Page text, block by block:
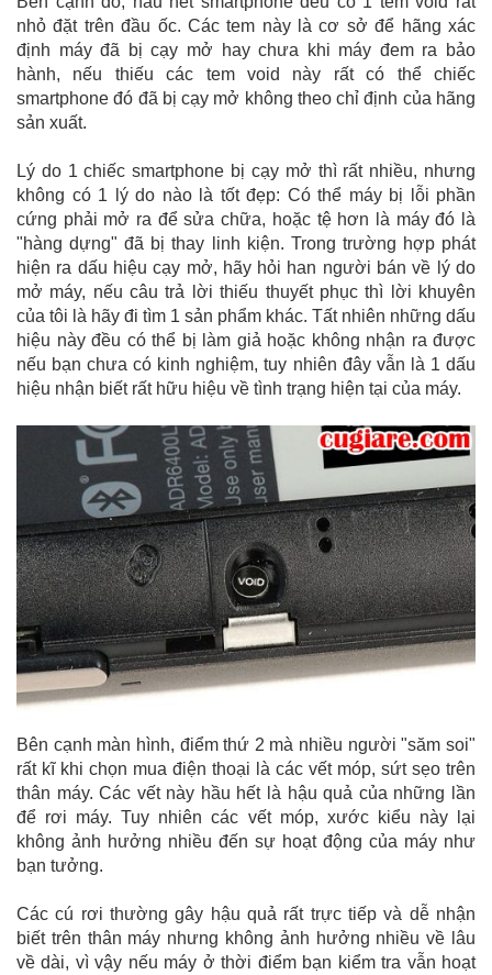
nhỏ đặt trên đầu ốc. Các tem này là cơ sở để hãng xác
định máy đã bị cạy mở hay chưa khi máy đem ra bảo
hành, nếu thiếu các tem void này rất có thể chiếc
smartphone đó đã bị cạy mở không theo chỉ định của hãng
sản xuất.
Lý do 1 chiếc smartphone bị cạy mở thì rất nhiều, nhưng
không có 1 lý do nào là tốt đẹp: Có thể máy bị lỗi phần
cứng phải mở ra để sửa chữa, hoặc tệ hơn là máy đó là
"hàng dựng" đã bị thay linh kiện. Trong trường hợp phát
hiện ra dấu hiệu cạy mở, hãy hỏi han người bán về lý do
mở máy, nếu câu trả lời thiếu thuyết phục thì lời khuyên
của tôi là hãy đi tìm 1 sản phẩm khác. Tất nhiên những dấu
hiệu này đều có thể bị làm giả hoặc không nhận ra được
nếu bạn chưa có kinh nghiệm, tuy nhiên đây vẫn là 1 dấu
hiệu nhận biết rất hữu hiệu về tình trạng hiện tại của máy.
Bên cạnh màn hình, điểm thứ 2 mà nhiều người "săm soi"
rất kĩ khi chọn mua điện thoại là các vết móp, sứt sẹo trên
thân máy. Các vết này hầu hết là hậu quả của những lần
để rơi máy. Tuy nhiên các vết móp, xước kiểu này lại
không ảnh hưởng nhiều đến sự hoạt động của máy như
bạn tưởng.
Các cú rơi thường gây hậu quả rất trực tiếp và dễ nhận
biết trên thân máy nhưng không ảnh hưởng nhiều về lâu
về dài, vì vậy nếu máy ở thời điểm bạn kiểm tra vẫn hoạt